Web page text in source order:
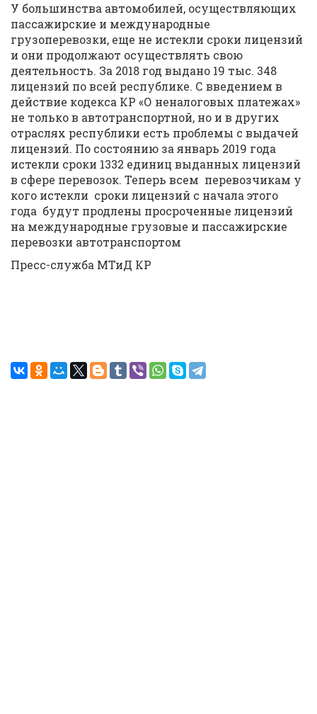
У большинства автомобилей, осуществляющих
пассажирские и международные
грузоперевозки, еще не истекли сроки лицензий
и они продолжают осуществлять свою
деятельность. За 2018 год выдано 19 тыс. 348
лицензий по всей республике. С введением в
действие кодекса КР «О неналоговых платежах»
не только в автотранспортной, но и в других
отраслях республики есть проблемы с выдачей
лицензий. По состоянию за январь 2019 года
истекли сроки 1332 единиц выданных лицензий
в сфере перевозок. Теперь всем перевозчикам у
кого истекли сроки лицензий с начала этого
года будут продлены просроченные лицензий
на международные грузовые и пассажирские
перевозки автотранспортом
Пресс-служба МТиД КР